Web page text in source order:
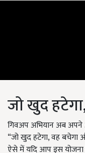
जो खुद
गिवअप अभियान अब अपने
“जो खुद हटेगा, वह बचेगा
ऐसे में यदि आप इस योजना